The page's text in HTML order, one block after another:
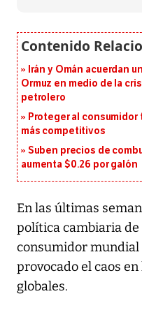
Irán y Omán acuerdan
Ormuz en medio de la
petrolero
Proteger al
más competitivos
Suben precios de
aumenta $0.26 por galón
En las últimas
política cambiaria de
consumidor mundial
provocado el caos
globales.